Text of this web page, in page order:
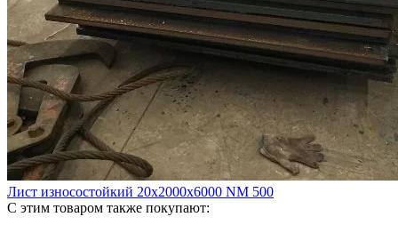
Лист износостойкий 20х2000х6000 NM 500
С этим товаром также покупают: